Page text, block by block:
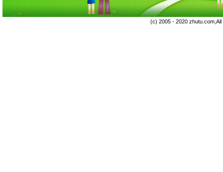
(c) 2005 - 2020